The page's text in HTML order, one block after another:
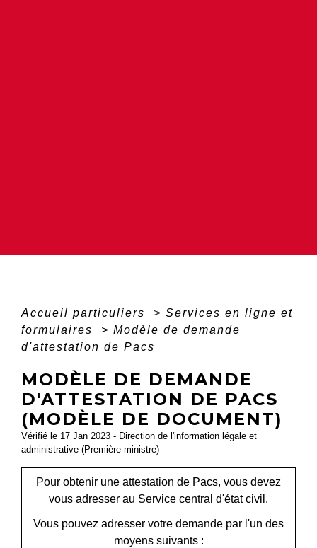
Accueil particuliers > Services en ligne et
formulaires
> Modèle de demande
d'attestation de Pacs
MODÈLE DE DEMANDE
D'ATTESTATION DE PACS
(MODÈLE DE DOCUMENT)
Vérifié le 17 Jan 2023 - Direction de l'information légale et
administrative (Première ministre)
Pour obtenir une attestation de Pacs, vous devez
vous adresser au Service central d'état civil.
Vous pouvez adresser votre demande par l'un des
moyens suivants :